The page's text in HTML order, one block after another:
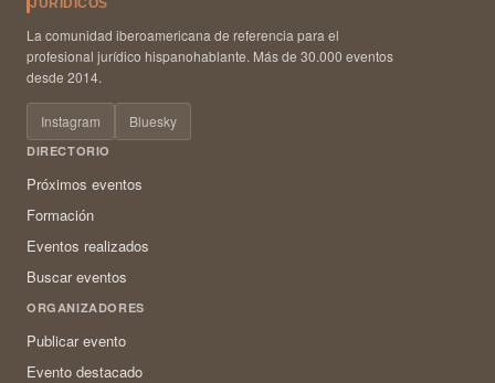
La comunidad iberoamericana de referencia para el
profesional jurídico hispanohablante. Más de 30.000 eventos
desde 2014.
Instagram Bluesky
DIRECTORIO
Próximos eventos
Formación
Eventos realizados
Buscar eventos
ORGANIZADORES
Publicar evento
Evento destacado